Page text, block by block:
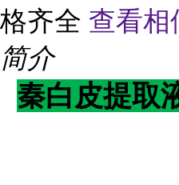
格齐全 查看
简介
秦白皮提取